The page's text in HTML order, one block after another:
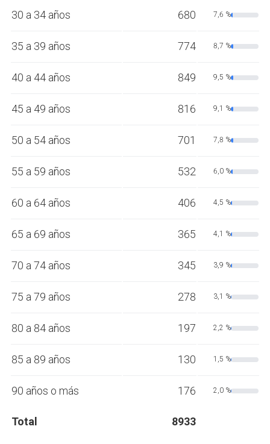
30 a 34 años 680 7,6 %
35 a 39 años 774 8,7 %
40 a 44 años 849 9,5 %
45 a 49 años 816 9,1 %
50 a 54 años 701 7,8 %
55 a 59 años 532 6,0 %
60 a 64 años 406 4,5 %
65 a 69 años 365 4,1 %
70 a 74 años 345 3,9 %
75 a 79 años 278 3,1 %
80 a 84 años 197 2,2 %
85 a 89 años 130 1,5 %
90 años o más 176 2,0 %
Total 8933